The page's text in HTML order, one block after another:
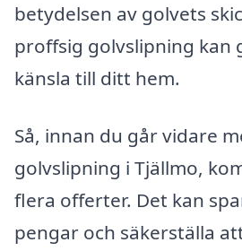
betydelsen av golvets
proffsig golvslipning kan
känsla till ditt hem.
Så, innan du går vidare
golvslipning i Tjällmo,
flera offerter. Det kan
pengar och säkerställa